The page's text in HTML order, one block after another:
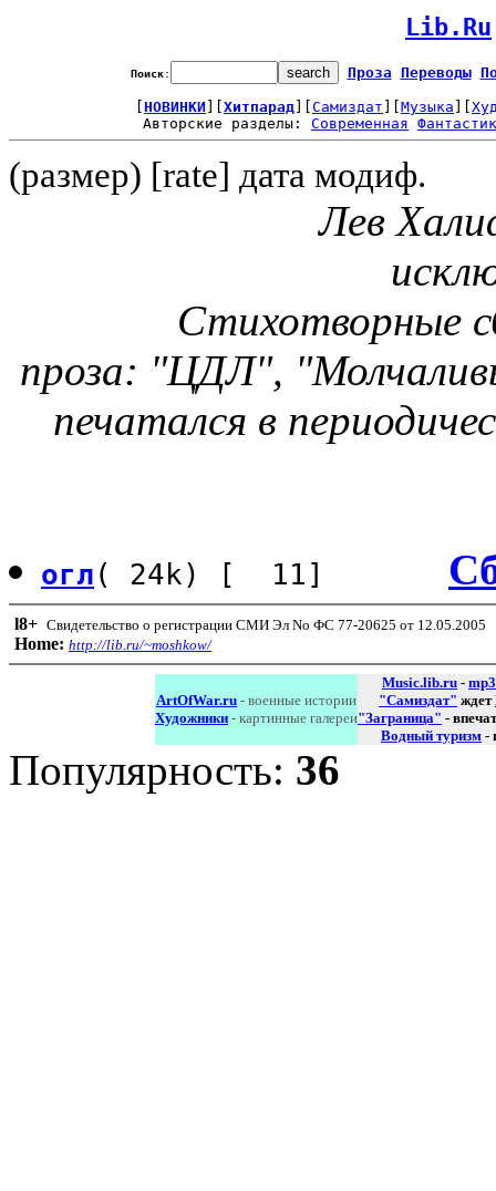
Lib.Ru
Поиск: Проза Переводы
НОВИНКИ Хитпарад Самиздат Музыка
Авторские разделы: Современная
(размер) [rate] дата модиф.
Лев
Стихотворные
проза: "ЦДЛ",
печатался в
огл( 24k) [ 11]
l8+ Свидетельство о регистрации СМИ Эл No ФС 77-20625 от 12.05.2005
Home: http://lib.ru/~moshkow/
ArtOfWar.ru - военные истории
Художники - картинные галереи
Music.lib.ru - mp3
"Самиздат" ждет
"Заграница" -
Водный туризм -
Популярность: 36